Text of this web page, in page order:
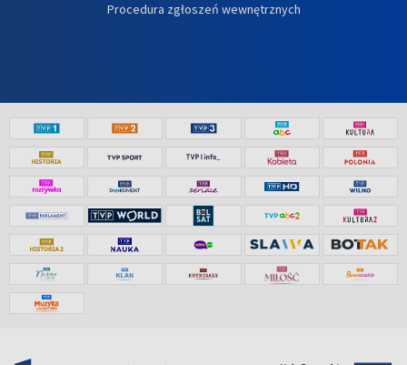
Procedura zgłoszeń wewnętrznych